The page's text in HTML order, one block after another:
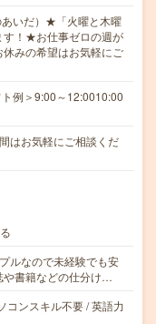
いだ）★「火曜と木曜
す！★お仕事ゼロの週が
みの希望はお気軽にご
ト例＞9:00～12:0010:00
お気軽にご相談くだ
ルなので未経験でも安
書籍などの仕分け…
コンスキル不要 / 英語力